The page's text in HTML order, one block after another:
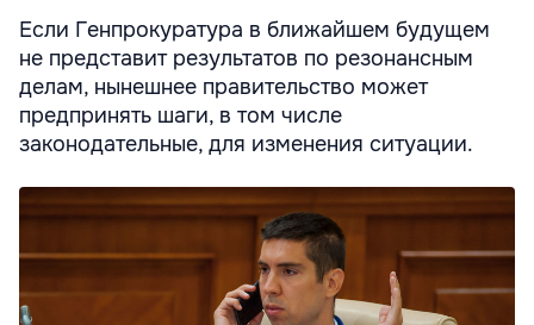
Если Генпрокуратура в ближайшем будущем
не представит результатов по резонансным
делам, нынешнее правительство может
предпринять шаги, в том числе
законодательные, для изменения ситуации.